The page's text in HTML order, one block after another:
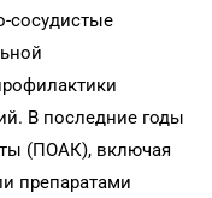
сосудистые
В последние годы
(ПОАК), включая
препаратами